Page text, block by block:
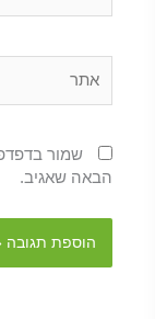
שמור
הבאה שאגיב.